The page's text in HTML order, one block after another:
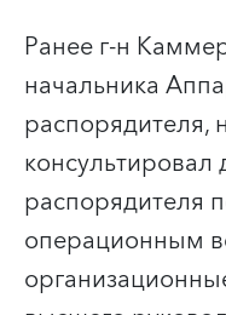
Ранее г-н
начальника
распорядителя,
консультировал
распорядителя
операционным